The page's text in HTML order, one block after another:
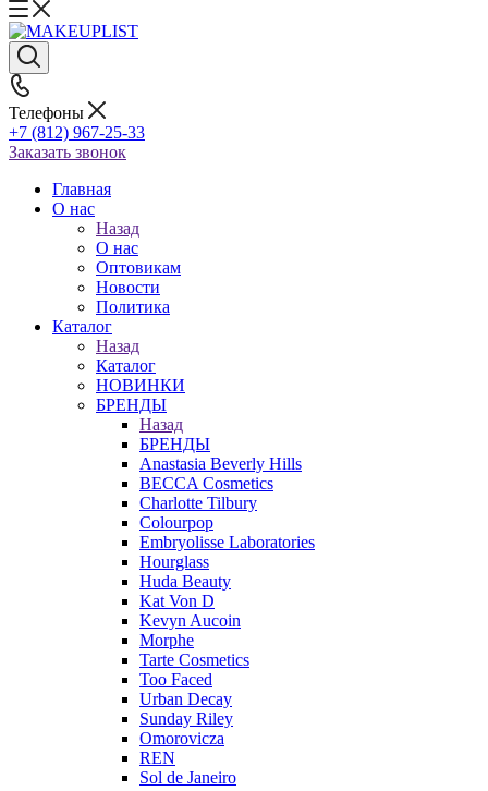
Телефоны
+7 (812) 967-25-33
Заказать звонок
Главная
О нас
Назад
О нас
Оптовикам
Новости
Политика
Каталог
Назад
Каталог
НОВИНКИ
БРЕНДЫ
Назад
БРЕНДЫ
Anastasia Beverly Hills
BECCA Cosmetics
Charlotte Tilbury
Colourpop
Embryolisse Laboratories
Hourglass
Huda Beauty
Kat Von D
Kevyn Aucoin
Morphe
Tarte Cosmetics
Too Faced
Urban Decay
Sunday Riley
Omorovicza
REN
Sol de Janeiro